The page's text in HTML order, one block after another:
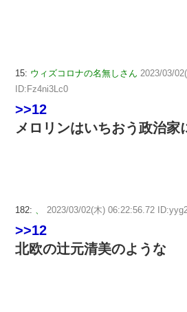
15: ウィズコロナの名無しさん 2023/03/
ID:Fz4ni3Lc0
>>12
メロリンはいちおう政治家
182: 、 2023/03/02(木) 06:22:56.72
>>12
北欧の辻元清美のような